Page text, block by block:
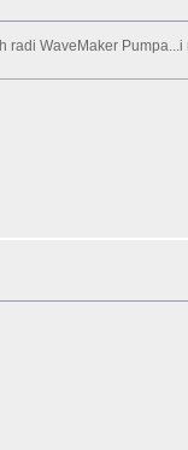
WaveMaker Pumpa...i